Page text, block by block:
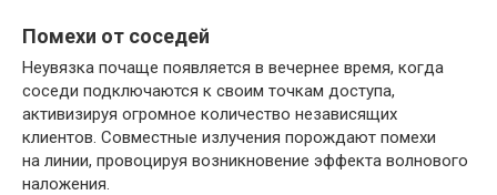
Помехи от соседей
Неувязка почаще появляется в вечернее время, когда
соседи подключаются к своим точкам доступа,
активизируя огромное количество независящих
клиентов. Совместные излучения порождают помехи
на линии, провоцируя возникновение эффекта волнового
наложения.